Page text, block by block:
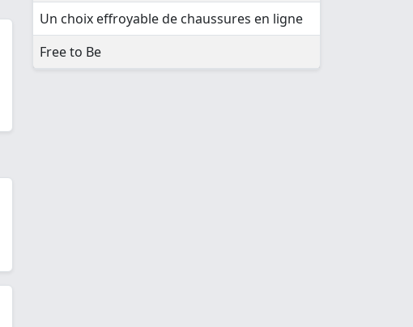
Un choix effroyable de chaussures en ligne
Free to Be